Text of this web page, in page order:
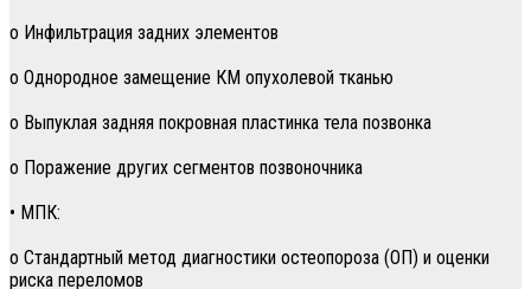
о Инфильтрация задних элементов
о Однородное замещение КМ опухолевой тканью
о Выпуклая задняя покровная пластинка тела позвонка
о Поражение других сегментов позвоночника
• МПК:
о Стандартный метод диагностики остеопороза (ОП) и оценки
риска переломов